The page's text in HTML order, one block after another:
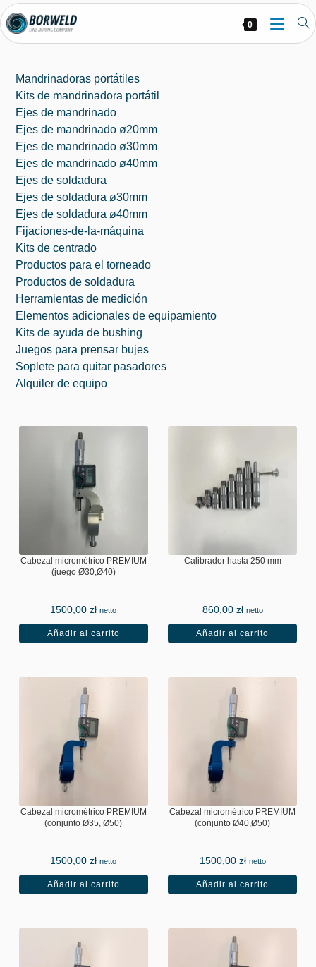
0
Mandrinadoras portátiles
Kits de mandrinadora portátil
Ejes de mandrinado
Ejes de mandrinado ø20mm
Ejes de mandrinado ø30mm
Ejes de mandrinado ø40mm
Ejes de soldadura
Ejes de soldadura ø30mm
Ejes de soldadura ø40mm
Fijaciones-de-la-máquina
Kits de centrado
Productos para el torneado
Productos de soldadura
Herramientas de medición
Elementos adicionales de equipamiento
Kits de ayuda de bushing
Juegos para prensar bujes
Soplete para quitar pasadores
Alquiler de equipo
Cabezal micrométrico PREMIUM
(juego Ø30,Ø40)
1500,00zł netto
Añadir al carrito
Calibrador hasta 250 mm
860,00 zł netto
Añadir al carrito
Cabezal micrométrico PREMIUM
(conjunto Ø35, Ø50)
1500,00zł netto
Añadir al carrito
Cabezal micrométrico PREMIUM
(conjunto Ø40,Ø50)
1500,00 zł netto
Añadir al carrito